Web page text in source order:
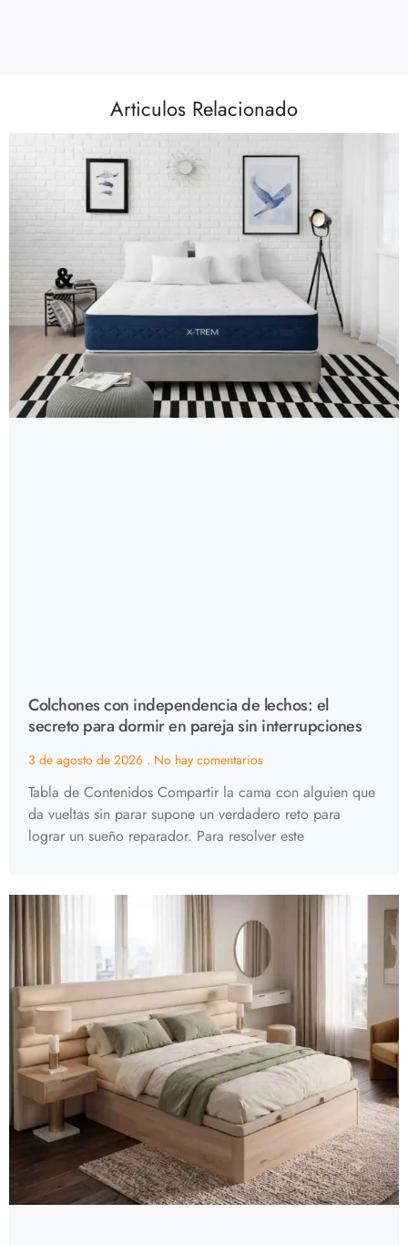
Articulos Relacionado
Colchones con independencia de lechos: el
secreto para dormir en pareja sin interrupciones
3 de agosto de 2026 No hay comentarios
Tabla de Contenidos Compartir la cama con alguien que
da vueltas sin parar supone un verdadero reto para
lograr un sueño reparador. Para resolver este